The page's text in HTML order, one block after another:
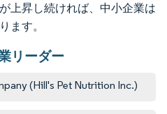
上昇し続ければ、中小企業は
ます。
リーダー
(Hill's Pet Nutrition Inc.)